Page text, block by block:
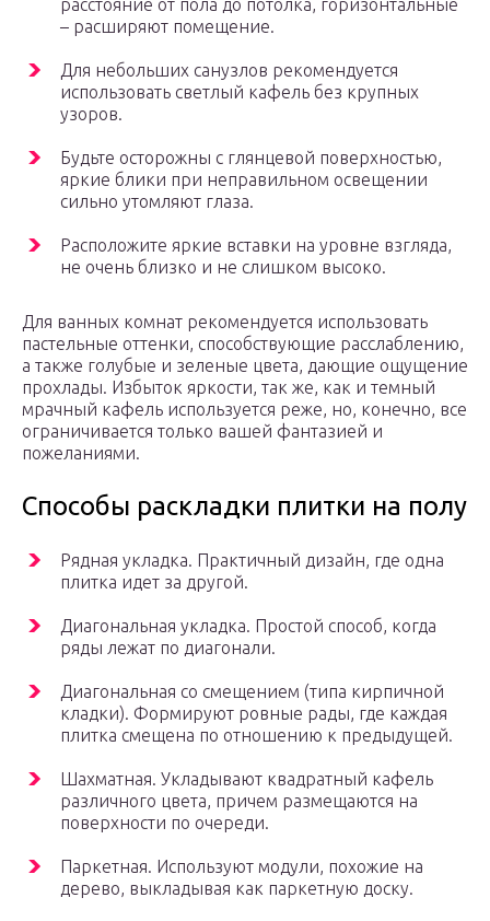
расстояние от пола до потолка, горизонтальные
– расширяют помещение.
Для небольших санузлов рекомендуется
использовать светлый кафель без крупных
узоров.
Будьте осторожны с глянцевой поверхностью,
яркие блики при неправильном освещении
сильно утомляют глаза.
Расположите яркие вставки на уровне взгляда,
не очень близко и не слишком высоко.
Для ванных комнат рекомендуется использовать
пастельные оттенки, способствующие расслаблению,
а также голубые и зеленые цвета, дающие ощущение
прохлады. Избыток яркости, так же, как и темный
мрачный кафель используется реже, но, конечно, все
ограничивается только вашей фантазией и
пожеланиями.
Способы раскладки плитки на полу
Рядная укладка. Практичный дизайн, где одна
плитка идет за другой.
Диагональная укладка. Простой способ, когда
ряды лежат по диагонали.
Диагональная со смещением (типа кирпичной
кладки). Формируют ровные рады, где каждая
плитка смещена по отношению к предыдущей.
Шахматная. Укладывают квадратный кафель
различного цвета, причем размещаются на
поверхности по очереди.
Паркетная. Используют модули, похожие на
дерево, выкладывая как паркетную доску.